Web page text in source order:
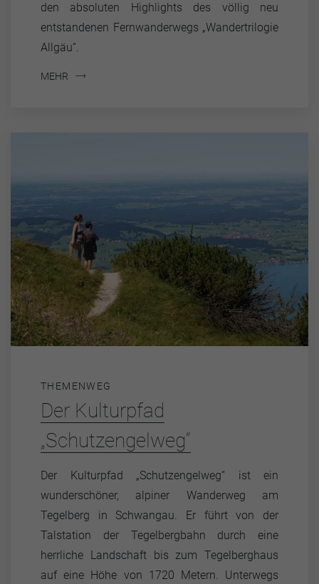
den absoluten Highlights des völlig neu
entstandenen Fernwanderwegs „Wandertrilogie
Allgäu“.
MEHR
THEMENWEG
Der Kulturpfad
„Schutzengelweg“
Der Kulturpfad „Schutzengelweg“ ist ein
wunderschöner, alpiner Wanderweg am
Tegelberg in Schwangau. Er führt von der
Talstation der Tegelbergbahn durch eine
herrliche Landschaft bis zum Tegelberghaus
auf eine Höhe von 1720 Metern. Unterwegs